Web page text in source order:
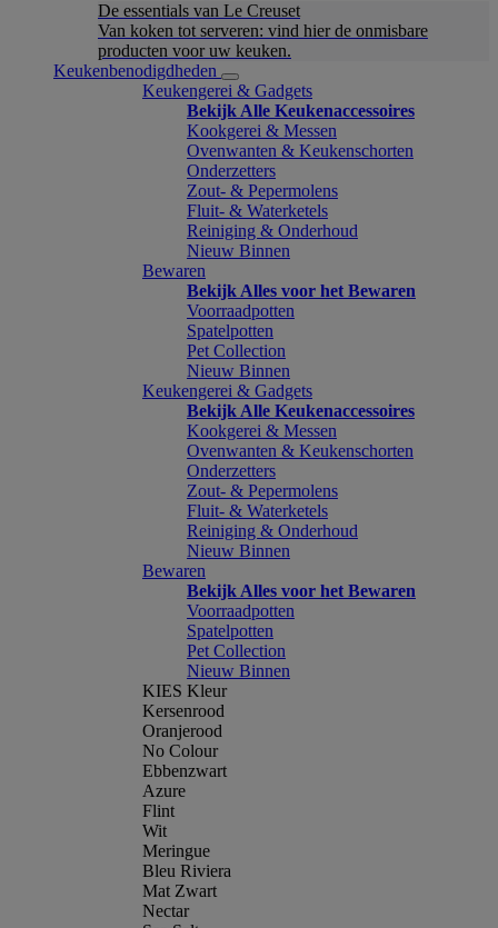
De essentials van Le Creuset
Van koken tot serveren: vind hier de onmisbare
producten voor uw keuken.
Keukenbenodigdheden
Keukengerei & Gadgets
Bekijk Alle Keukenaccessoires
Kookgerei & Messen
Ovenwanten & Keukenschorten
Onderzetters
Zout- & Pepermolens
Fluit- & Waterketels
Reiniging & Onderhoud
Nieuw Binnen
Bewaren
Bekijk Alles voor het Bewaren
Voorraadpotten
Spatelpotten
Pet Collection
Nieuw Binnen
Keukengerei & Gadgets
Bekijk Alle Keukenaccessoires
Kookgerei & Messen
Ovenwanten & Keukenschorten
Onderzetters
Zout- & Pepermolens
Fluit- & Waterketels
Reiniging & Onderhoud
Nieuw Binnen
Bewaren
Bekijk Alles voor het Bewaren
Voorraadpotten
Spatelpotten
Pet Collection
Nieuw Binnen
KIES Kleur
Kersenrood
Oranjerood
No Colour
Ebbenzwart
Azure
Flint
Wit
Meringue
Bleu Riviera
Mat Zwart
Nectar